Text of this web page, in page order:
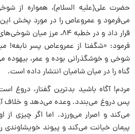
حضرت علی(علیه السلام)، همواره از
می‌فرمود و عمروعاص را در مورد پخش
قرار داد و در خطبه ۸۴، مرز
فرمود: «شگفتا از عمروعاص پسر
شوخی و خوشگذرانی بوده و عمر، بیهوده
گناه را در میان شامیان انتشار داده است.
مردم! آگاه باشید بدترین گفتار،
پس دروغ می‌بندد. وعده می‌دهد و خلاف
می‌کند و اصرار می‌ورزد. اما اگر چیزی از
پیمان خیانت می‌کند و پیوند خویشاوندی